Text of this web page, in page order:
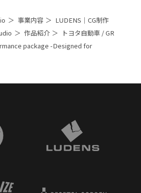
事業内容
LUDENS｜CG制作
作品紹介
トヨタ自動車 / GR
package -Designed for